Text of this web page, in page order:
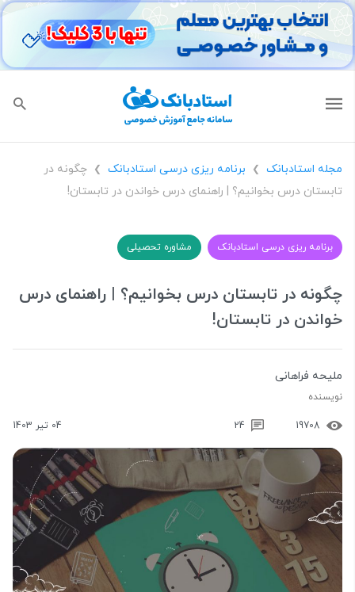
مجله استادبانک ❯ برنامه ریزی درسی استادبانک ❯
چگونه در
تابستان درس بخوانیم؟ | راهنمای درس خواندن در تابستان!
برنامه ریزی درسی استادبانک مشاوره تحصیلی
چگونه در تابستان درس بخوانیم؟ | راهنمای درس
خواندن در تابستان!
ملیحه فراهانی
نویسنده
19708
24 04 تیر 1403